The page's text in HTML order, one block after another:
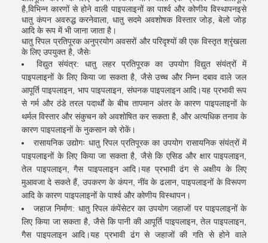
है,विभिन्न कारणों से होने वाली पाइपलाइनों का पार्श्व और कोणीय विस्थापनइसे
धातु कंपन अवरुद्ध करनेवाला, धातु सदमे अवशोषक विस्तार जोड़, बेलो जोड़
आदि के रूप में भी जाना जाता है।
धातु रिपल प्रतिपूरक अनुप्रयोग अवसरों और परिदृश्यों की एक विस्तृत श्रृंखला
के लिए उपयुक्त है, जैसेः
विद्युत संयंत्र: धातु लहर प्रतिपूरक का उपयोग विद्युत संयंत्रों में
पाइपलाइनों के लिए किया जा सकता है, जैसे उच्च और निम्न दबाव वाले जल
आपूर्ति पाइपलाइन, भाप पाइपलाइन, संघनक पाइपलाइन आदि।यह प्रभावी रूप
से गर्म और ठंडे तरल पदार्थों के बीच तापमान अंतर के कारण पाइपलाइनों के
थर्मल विस्तार और संकुचन को अवशोषित कर सकता है, और अत्यधिक तनाव के
कारण पाइपलाइनों के नुकसान को रोकें।
रासायनिक उद्योगः धातु रिपल प्रतिपूरक का उपयोग रासायनिक संयंत्रों में
पाइपलाइनों के लिए किया जा सकता है, जैसे कि एसिड और क्षार पाइपलाइन,
तेल पाइपलाइन, गैस पाइपलाइन आदि।यह प्रभावी ढंग से अक्षीय के लिए
मुआवजा दे सकते हैं, उपकरण के कंपन, नींव के ढलान, पाइपलाइनों के विरूपण
आदि के कारण पाइपलाइनों के पार्श्व और कोणीय विस्थापन।
जहाज निर्माण: धातु रिपल कंपेंसेटर का उपयोग जहाजों पर पाइपलाइनों के
लिए किया जा सकता है, जैसे कि पानी की आपूर्ति पाइपलाइन, तेल पाइपलाइन,
गैस पाइपलाइन आदि।यह प्रभावी ढंग से जहाजों की गति से होने वाले